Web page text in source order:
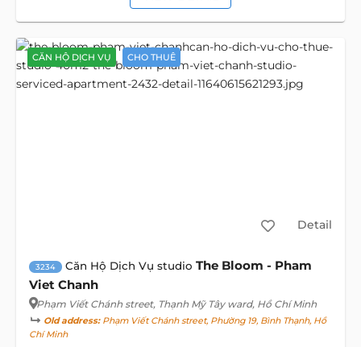
CĂN HỘ DỊCH VỤ CHO THUÊ
Detail
3234 Căn Hộ Dịch Vụ studio The Bloom - Pham
Viet Chanh
Phạm Viết Chánh street, Thạnh Mỹ Tây ward, Hồ Chí Minh
Old address:Phạm Viết Chánh street, Phường 19, Bình Thạnh, Hồ
Chí Minh